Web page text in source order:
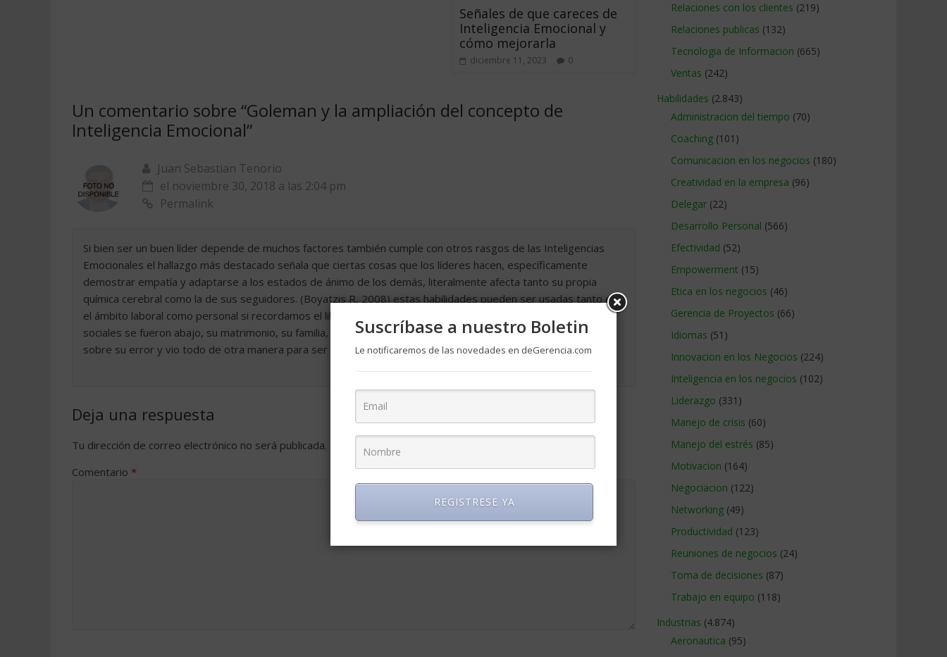
Señales de que careces de
Inteligencia Emocional y
cómo mejorarla
diciembre 11, 2023 0
Un comentario sobre “Goleman y la ampliación del concepto de
Inteligencia Emocional”
Juan Sebastian Tenorio
el noviembre 30, 2018 a las 2:04 pm
Permalink
Si bien ser un buen líder depende de muchos factores también cumple con otros rasgos de las Inteligencias
Emocionales el hallazgo más destacado señala que ciertas cosas que los líderes hacen, específicamente
demostrar empatía y adaptarse a los estados de ánimo de los demás, literalmente afecta tanto su propia
química cerebral como la de sus seguidores. (Boyatzis R, 2008) estas habilidades pueden ser usadas tanto en
el ámbito laboral como personal si recordamos el libro de la paradoja de James Hunter, todas sus relaciones
sociales se fueron abajo, su matrimonio, su familia, hasta sus empleados hicieron huelga hasta que aprendió
sobre su error y vio todo de otra manera para ser un líder y esa es la lección del articulo.
Deja una respuesta
Tu dirección de correo electrónico no será publicada. Los campos obligatorios están marcados con
Comentario *
Relaciones con los clientes (219)
Relaciones publicas (132)
Tecnologia de Informacion (665)
Ventas (242)
Habilidades (2.843)
Administracion del tiempo (70)
Coaching (101)
Comunicacion en los negocios (180)
Creatividad en la empresa (96)
Delegar (22)
Desarrollo Personal (566)
Efectividad (52)
Empowerment (15)
Etica en los negocios (46)
Gerencia de Proyectos (66)
Idiomas (51)
Innovacion en los Negocios (224)
Inteligencia en los negocios (102)
Liderazgo (331)
Manejo de crisis (60)
Manejo del estrés (85)
Motivacion (164)
Negociacion (122)
Networking (49)
Productividad (123)
Reuniones de negocios (24)
Toma de decisiones (87)
Trabajo en equipo (118)
Industrias (4.874)
Aeronautica (95)
Suscríbase a nuestro Boletin
Le notificaremos de las novedades en deGerencia.com
REGISTRESE YA